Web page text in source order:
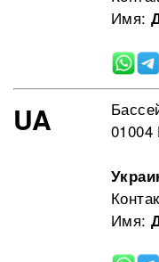
Имя:
UA
01004
Имя: